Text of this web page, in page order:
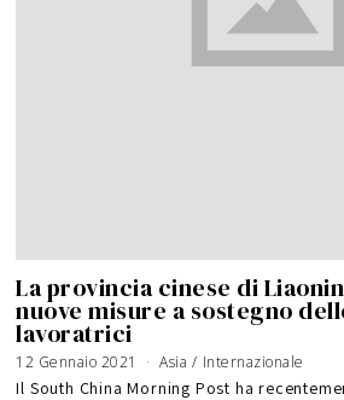
La provincia cinese di
nuove misure a sostegno
lavoratrici
12 Gennaio 2021 Asia / Internazionale
Il South China Morning Post ha